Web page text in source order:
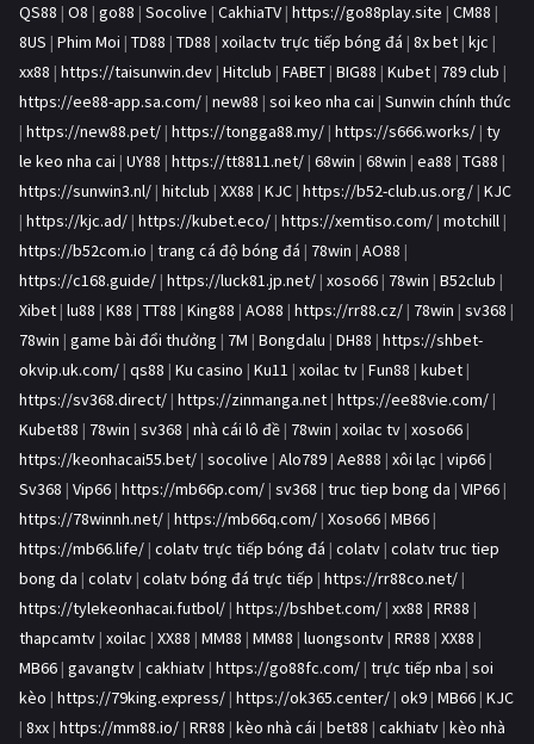
QS88 | O8 | go88 | Socolive | CakhiaTV | https://go88play.site | CM88 |
8US | Phim Moi | TD88 | TD88 | xoilactv trực tiếp bóng đá | 8x bet | kjc |
xx88 | https://taisunwin.dev | Hitclub | FABET | BIG88 | Kubet | 789 club |
https://ee88-app.sa.com/ | new88 | soi keo nha cai | Sunwin chính thức
| https://new88.pet/ | https://tongga88.my/ | https://s666.works/ | ty
le keo nha cai | UY88 | https://tt8811.net/ | 68win | 68win | ea88 | TG88 |
https://sunwin3.nl/ | hitclub | XX88 | KJC | https://b52-club.us.org/ | KJC
| https://kjc.ad/ | https://kubet.eco/ | https://xemtiso.com/ | motchill |
https://b52com.io | trang cá độ bóng đá | 78win | AO88 |
https://c168.guide/ | https://luck81.jp.net/ | xoso66 | 78win | B52club |
Xibet | lu88 | K88 | TT88 | King88 | AO88 | https://rr88.cz/ | 78win | sv368 |
78win | game bài đổi thưởng | 7M | Bongdalu | DH88 | https://shbet-
okvip.uk.com/ | qs88 | Ku casino | Ku11 | xoilac tv | Fun88 | kubet |
https://sv368.direct/ | https://zinmanga.net | https://ee88vie.com/ |
Kubet88 | 78win | sv368 | nhà cái lô đề | 78win | xoilac tv | xoso66 |
https://keonhacai55.bet/ | socolive | Alo789 | Ae888 | xôi lạc | vip66 |
Sv368 | Vip66 | https://mb66p.com/ | sv368 | truc tiep bong da | VIP66 |
https://78winnh.net/ | https://mb66q.com/ | Xoso66 | MB66 |
https://mb66.life/ | colatv trực tiếp bóng đá | colatv | colatv truc tiep
bong da | colatv | colatv bóng đá trực tiếp | https://rr88co.net/ |
https://tylekeonhacai.futbol/ | https://bshbet.com/ | xx88 | RR88 |
thapcamtv | xoilac | XX88 | MM88 | MM88 | luongsontv | RR88 | XX88 |
MB66 | gavangtv | cakhiatv | https://go88fc.com/ | trực tiếp nba | soi
kèo | https://79king.express/ | https://ok365.center/ | ok9 | MB66 | KJC
| 8xx | https://mm88.io/ | RR88 | kèo nhà cái | bet88 | cakhiatv | kèo nhà